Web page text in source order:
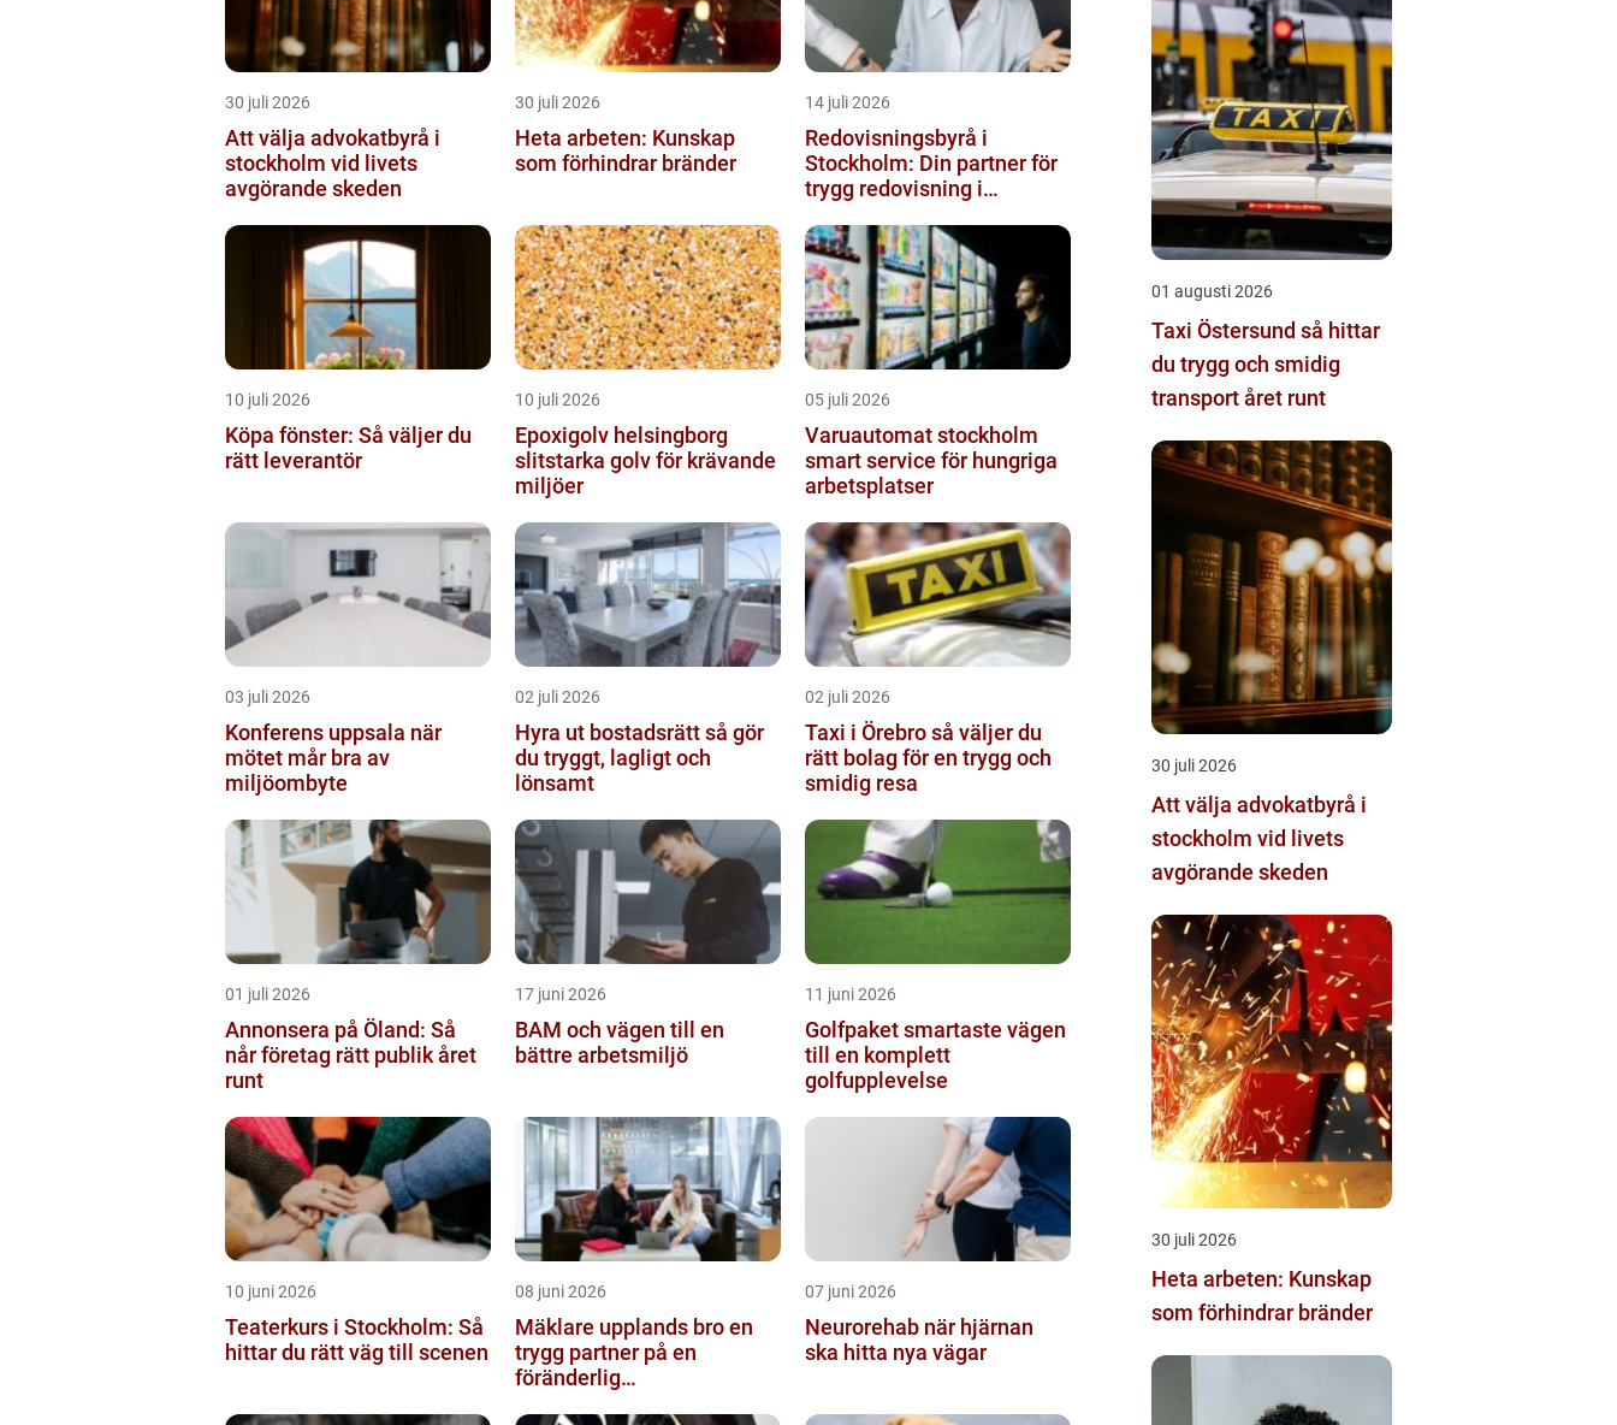
30 juli 2026
Att välja advokatbyrå i
stockholm vid livets
avgörande skeden
30 juli 2026
Heta arbeten: Kunskap
som förhindrar bränder
14 juli 2026
Redovisningsbyrå i
Stockholm: Din partner för
trygg redovisning i
10 juli 2026
Köpa fönster: Så väljer du
rätt leverantör
10 juli 2026
Epoxigolv helsingborg
slitstarka golv för krävande
miljöer
05 juli 2026
Varuautomat stockholm
smart service för hungriga
arbetsplatser
03 juli 2026
Konferens uppsala när
mötet mår bra av
miljöombyte
02 juli 2026
Hyra ut bostadsrätt så gör
du tryggt, lagligt och
lönsamt
02 juli 2026
Taxi i Örebro så väljer du
rätt bolag för en trygg och
smidig resa
01 juli 2026
Annonsera på Öland: Så
når företag rätt publik året
runt
17 juni 2026
BAM och vägen till en
bättre arbetsmiljö
11 juni 2026
Golfpaket smartaste vägen
till en komplett
golfupplevelse
10 juni 2026
Teaterkurs i Stockholm: Så
hittar du rätt väg till scenen
08 juni 2026
Mäklare upplands bro en
trygg partner på en
föränderlig
07 juni 2026
Neurorehab när hjärnan
ska hitta nya vägar
01 augusti 2026
Taxi Östersund så hittar
du trygg och smidig
transport året runt
30 juli 2026
Att välja advokatbyrå i
stockholm vid livets
avgörande skeden
30 juli 2026
Heta arbeten: Kunskap
som förhindrar bränder